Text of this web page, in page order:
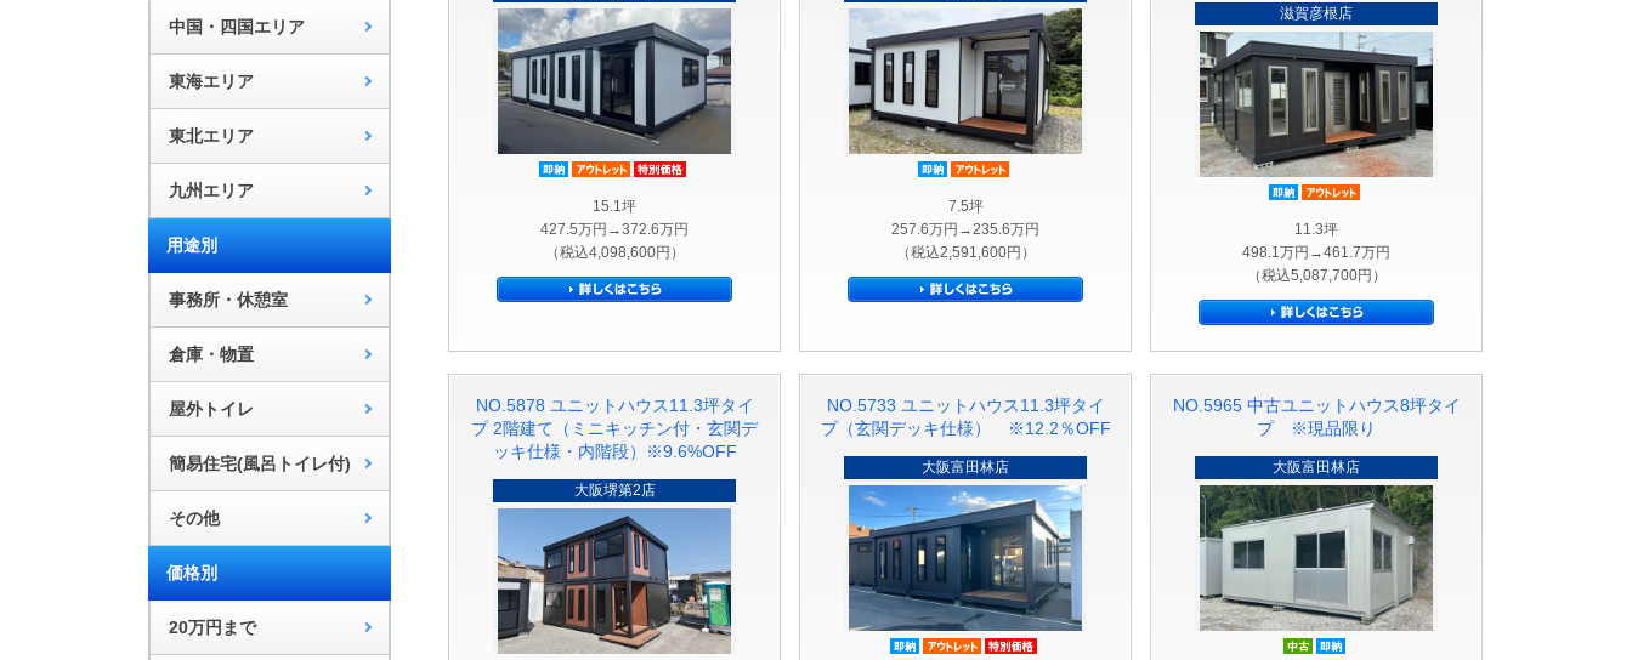
中国・四国エリア
東海エリア
東北エリア
九州エリア
用途別
事務所・休憩室
倉庫・物置
屋外トイレ
簡易住宅(風呂トイレ付)
その他
価格別
20万円まで
即納品 アウトレット品
15.1坪
427.5万円→372.6万円
（税込4,098,600円）
即納品
7.5坪
257.6万円→235.6万円
（税込2,591,600円）
滋賀彦根店
即納品
11.3坪
498.1万円→461.7万円
（税込5,087,700円）
NO.5878 ユニットハウス11.3坪タイ
プ 2階建て（ミニキッチン付・玄関デ
ッキ仕様・内階段）※9.6%OFF
大阪堺第2店
NO.5733 ユニットハウス11.3坪タイ
プ（玄関デッキ仕様） ※12.2％OFF
大阪富田林店
即納品 アウトレット品
NO.5965 中古ユニットハウス8坪タイ
プ ※現品限り
大阪富田林店
中古